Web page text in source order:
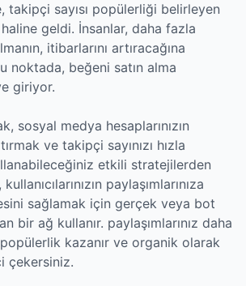
takipçi sayısı popülerliği belirleyen
geldi. İnsanlar, daha fazla
itibarlarını artıracağına
noktada, beğeni satın alma
giriyor.
sosyal medya hesaplarınızın
ve takipçi sayınızı hızla
etkili stratejilerden
paylaşımlarınıza
sağlamak için gerçek veya bot
bir ağ kullanır. paylaşımlarınız daha
kazanır ve organik olarak
çekersiniz.